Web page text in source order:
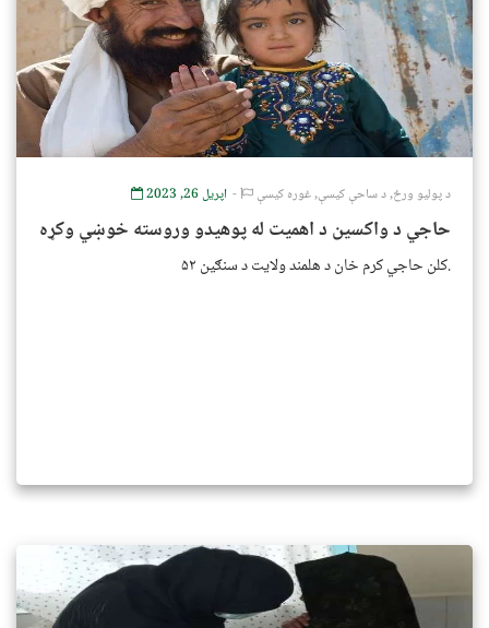
اپریل 26, 2023 د پولیو ورځ,د ساحې کیسې,غوره کیسې
حاجي د واکسین د اهمیت له پوهیدو وروسته خوښي وکړه
۵۲ کلن حاجي کرم خان د هلمند ولایت د سنګین.